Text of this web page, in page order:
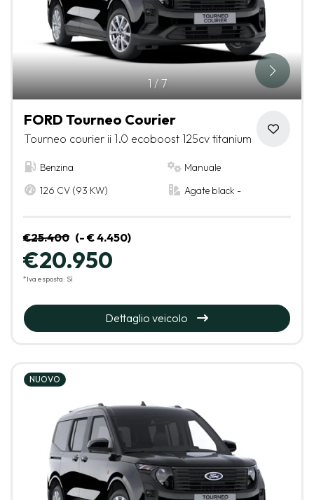
1/7
FORD Tourneo Courier
Tourneo courier ii 1.0 ecoboost 125cv titanium
Benzina
Manuale
126 CV (93 KW)
Agate black -
€25.400 (- € 4.450)
€20.950
*Iva esposta: Sì
Dettaglio veicolo
NUOVO